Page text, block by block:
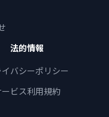
法的情報
バシーポリシー
ービス利用規約